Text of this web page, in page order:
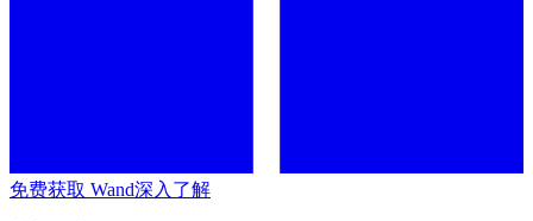
免费获取 Wand深入了解